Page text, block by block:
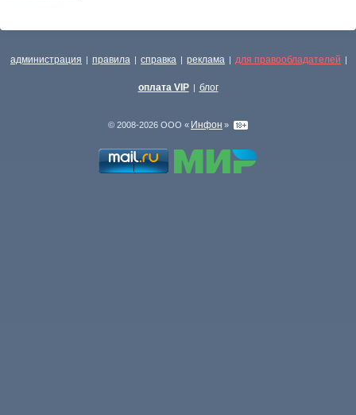
администрация | правила | справка | реклама | для правообладателей |
оплата VIP | блог
© 2008-2026 ООО « Инфон »